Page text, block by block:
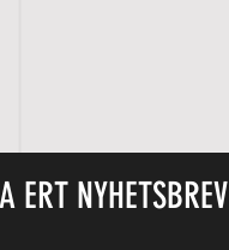
ERT NYHETSBREV